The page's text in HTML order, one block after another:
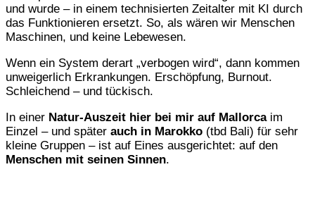
und wurde – in einem technisierten Zeitalter mit KI durch
das Funktionieren ersetzt. So, als wären wir Menschen
Maschinen, und keine Lebewesen.
Wenn ein System derart „verbogen wird“, dann kommen
unweigerlich Erkrankungen. Erschöpfung, Burnout.
Schleichend – und tückisch.
In einer Natur-Auszeit hier bei mir auf Mallorcaim
Einzel – und später auch in Marokko (tbd Bali) für sehr
kleine Gruppen – ist auf Eines ausgerichtet: auf den
Menschen mit seinen Sinnen.